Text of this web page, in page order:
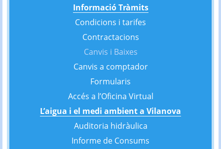
Informació Tràmits
Condicions i tarifes
Contractacions
Canvis i Baixes
Canvis a comptador
Formularis
Accés a l’Oficina Virtual
L’aigua i el medi ambient a Vilanova
Auditoria hidràulica
Informe de Consums